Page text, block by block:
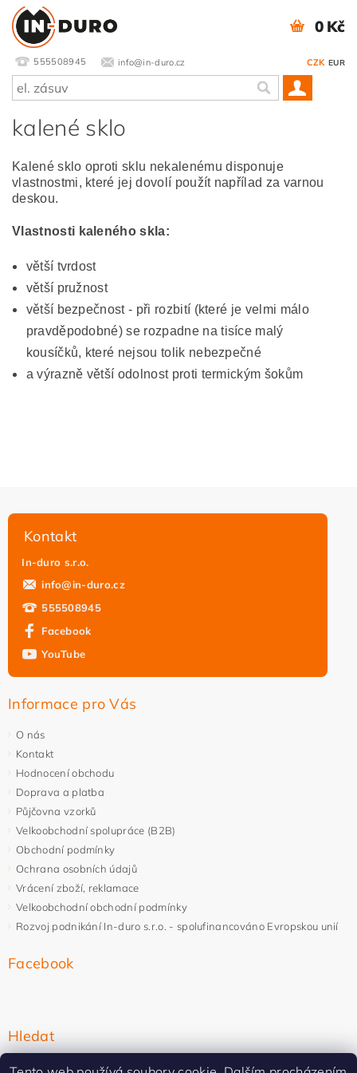
555508945 info@in-duro.cz CZK EUR
0 Kč
kalené sklo
Kalené sklo oproti sklu nekalenému disponuje
vlastnostmi, které jej dovolí použít napřílad za varnou
deskou.
Vlastnosti kaleného skla:
větší tvrdost
větší pružnost
větší bezpečnost - při rozbití (které je velmi málo
pravděpodobné) se rozpadne na tisíce malý
kousíčků, které nejsou tolik nebezpečné
a výrazně větší odolnost proti termickým šokům
Kontakt
In-duro s.r.o.
info@in-duro.cz
555508945
Facebook
YouTube
Informace pro Vás
O nás
Kontakt
Hodnocení obchodu
Doprava a platba
Půjčovna vzorků
Velkoobchodní spolupráce (B2B)
Obchodní podmínky
Ochrana osobních údajů
Vrácení zboží, reklamace
Velkoobchodní obchodní podmínky
Rozvoj podnikání In-duro s.r.o. - spolufinancováno Evropskou unií
Facebook
Hledat